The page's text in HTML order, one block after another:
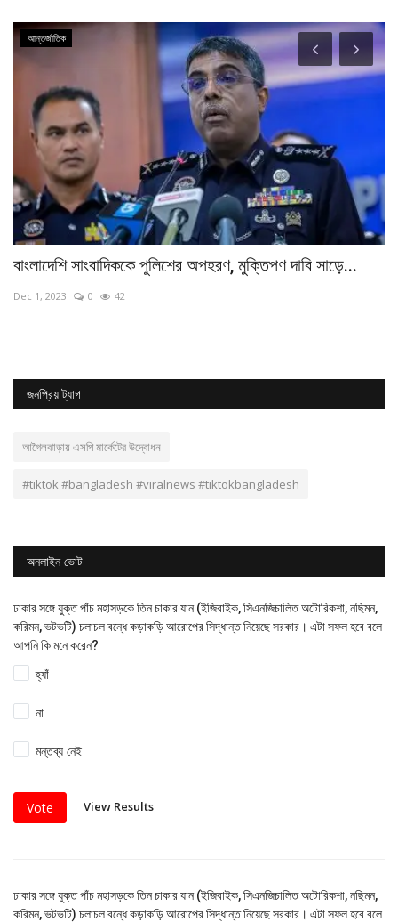
আন্তর্জাতিক
বাংলাদেশি সাংবাদিককে পুলিশের অপহরণ, মুক্তিপণ দাবি সাড়ে...
Dec 1, 2023 0 42
জনপ্রিয় ট্যাগ
আগৈলঝাড়ায় এসপি মার্কেটের উদ্বোধন
#tiktok #bangladesh #viralnews #tiktokbangladesh
অনলাইন ভোট
ঢাকার সঙ্গে যুক্ত পাঁচ মহাসড়কে তিন চাকার যান (ইজিবাইক, সিএনজিচালিত অটোরিকশা, নছিমন,
করিমন, ভটভটি) চলাচল বন্ধে কড়াকড়ি আরোপের সিদ্ধান্ত নিয়েছে সরকার। এটা সফল হবে বলে
আপনি কি মনে করেন?
হ্যাঁ
না
মন্তব্য নেই
Vote View Results
ঢাকার সঙ্গে যুক্ত পাঁচ মহাসড়কে তিন চাকার যান (ইজিবাইক, সিএনজিচালিত অটোরিকশা, নছিমন,
করিমন, ভটভটি) চলাচল বন্ধে কড়াকড়ি আরোপের সিদ্ধান্ত নিয়েছে সরকার। এটা সফল হবে বলে